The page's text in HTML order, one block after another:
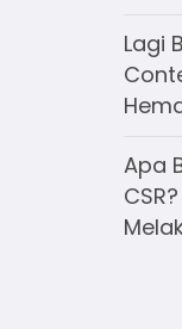
Lagi
Apa